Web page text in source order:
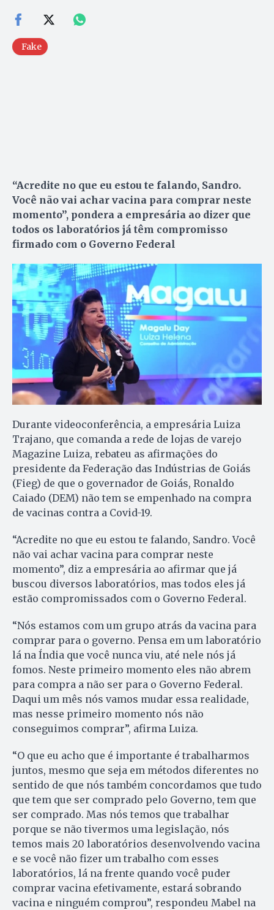
Fake
“Acredite no que eu estou te falando, Sandro.
Você não vai achar vacina para comprar neste
momento”, pondera a empresária ao dizer que
todos os laboratórios já têm compromisso
firmado com o Governo Federal
Durante videoconferência, a empresária Luiza
Trajano, que comanda a rede de lojas de varejo
Magazine Luiza, rebateu as afirmações do
presidente da Federação das Indústrias de Goiás
(Fieg) de que o governador de Goiás, Ronaldo
Caiado (DEM) não tem se empenhado na compra
de vacinas contra a Covid-19.
“Acredite no que eu estou te falando, Sandro. Você
não vai achar vacina para comprar neste
momento”, diz a empresária ao afirmar que já
buscou diversos laboratórios, mas todos eles já
estão compromissados com o Governo Federal.
“Nós estamos com um grupo atrás da vacina para
comprar para o governo. Pensa em um laboratório
lá na Índia que você nunca viu, até nele nós já
fomos. Neste primeiro momento eles não abrem
para compra a não ser para o Governo Federal.
Daqui um mês nós vamos mudar essa realidade,
mas nesse primeiro momento nós não
conseguimos comprar”, afirma Luiza.
“O que eu acho que é importante é trabalharmos
juntos, mesmo que seja em métodos diferentes no
sentido de que nós também concordamos que tudo
que tem que ser comprado pelo Governo, tem que
ser comprado. Mas nós temos que trabalhar
porque se não tivermos uma legislação, nós
temos mais 20 laboratórios desenvolvendo vacina
e se você não fizer um trabalho com esses
laboratórios, lá na frente quando você puder
comprar vacina efetivamente, estará sobrando
vacina e ninguém comprou”, respondeu Mabel na